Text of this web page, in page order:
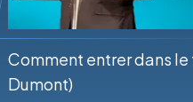
Comment entrer dans le
Dumont)